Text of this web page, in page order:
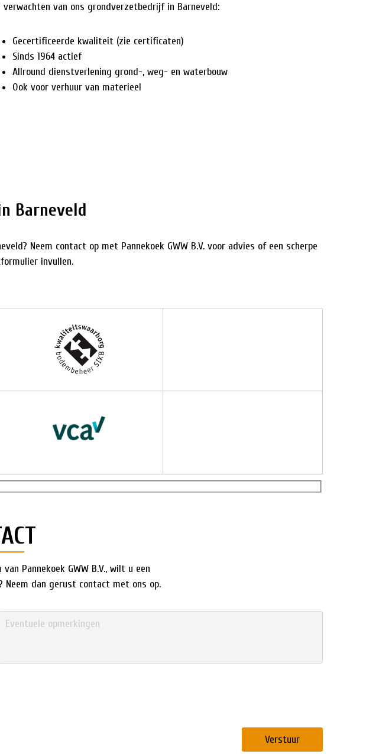
verwachten van ons grondverzetbedrijf in Barneveld:
Gecertificeerde kwaliteit (zie certificaten)
Sinds 1964 actief
Allround dienstverlening grond-, weg- en waterbouw
Ook voor verhuur van materieel
Barneveld
Neem contact op met Pannekoek GWW B.V. voor advies of een scherpe
invullen.
Pannekoek GWW B.V., wilt u een
Neem dan gerust contact met ons op.
Verstuur